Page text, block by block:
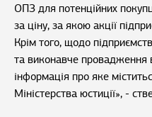
ОПЗ для потенційних
за ціну, за якою акції
Крім того, щодо
та виконавче провадження
інформація про яке
Міністерства юстиції», -